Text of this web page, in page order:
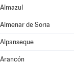
Almazul
Almenar de Soria
Alpanseque
Arancón